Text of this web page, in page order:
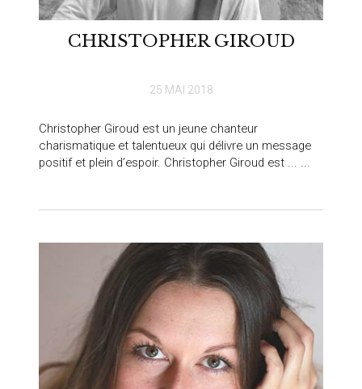
CHRISTOPHER GIROUD
25 MAI 2018
Christopher Giroud est un jeune chanteur
charismatique et talentueux qui délivre un message
positif et plein d’espoir. Christopher Giroud est ... ...